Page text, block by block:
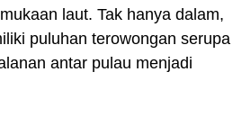
laut. Tak hanya dalam,
puluhan terowongan serupa
antar pulau menjadi